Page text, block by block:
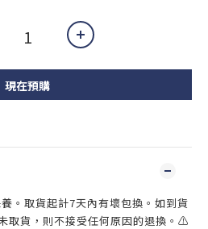
現在預購
。取貨起計7天內有壞包換。如到貨
取貨，則不接受任何原因的退換。⚠️